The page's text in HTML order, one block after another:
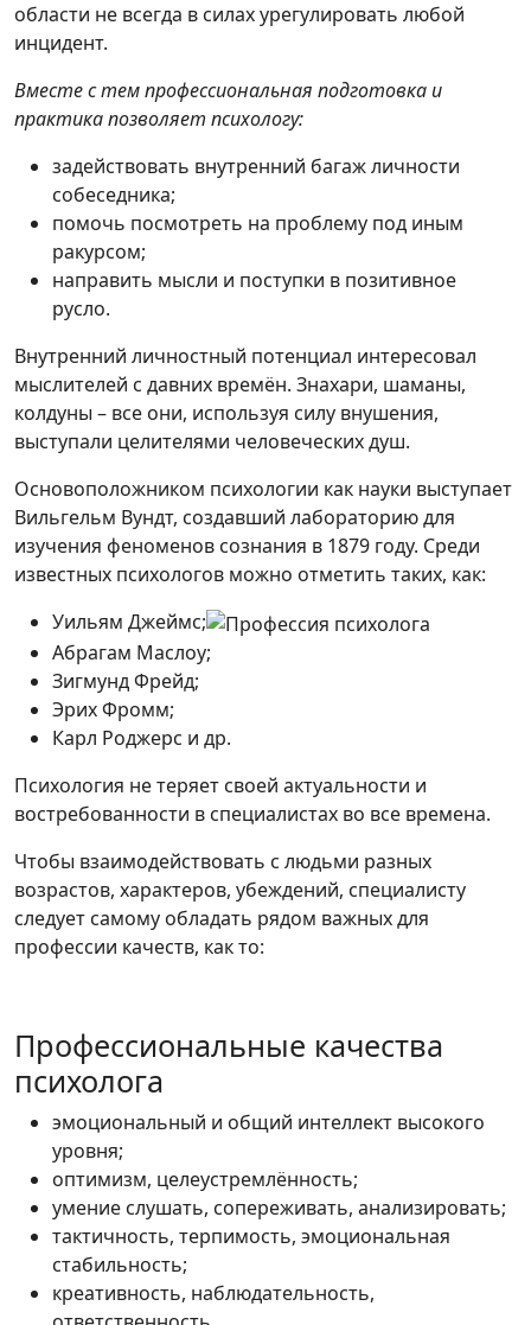
области не всегда в силах урегулировать любой
инцидент.
Вместе с тем профессиональная подготовка и
практика позволяет психологу:
задействовать внутренний багаж личности
собеседника;
помочь посмотреть на проблему под иным
ракурсом;
направить мысли и поступки в позитивное
русло.
Внутренний личностный потенциал интересовал
мыслителей с давних времён. Знахари, шаманы,
колдуны – все они, используя силу внушения,
выступали целителями человеческих душ.
Основоположником психологии как науки выступает
Вильгельм Вундт, создавший лабораторию для
изучения феноменов сознания в 1879 году. Среди
известных психологов можно отметить таких, как:
Уильям Джеймс;
Абрагам Маслоу;
Зигмунд Фрейд;
Эрих Фромм;
Карл Роджерс и др.
Психология не теряет своей актуальности и
востребованности в специалистах во все времена.
Чтобы взаимодействовать с людьми разных
возрастов, характеров, убеждений, специалисту
следует самому обладать рядом важных для
профессии качеств, как то:
Профессиональные качества
психолога
эмоциональный и общий интеллект высокого
уровня;
оптимизм, целеустремлённость;
умение слушать, сопереживать, анализировать;
тактичность, терпимость, эмоциональная
стабильность;
креативность, наблюдательность,